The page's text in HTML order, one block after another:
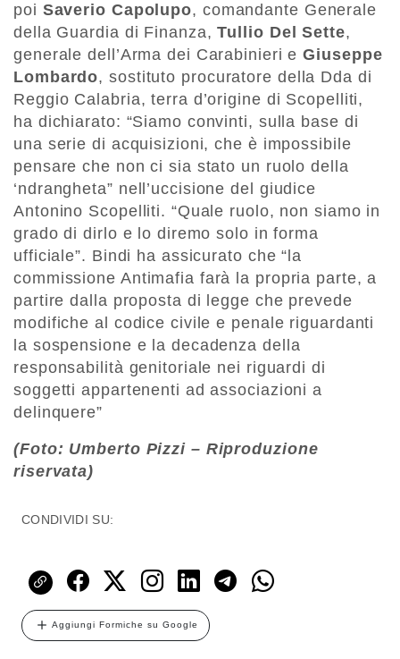
poi Saverio Capolupo, comandante Generale
della Guardia di Finanza,Tullio Del Sette,
generale dell’Arma dei Carabinieri eGiuseppe
Lombardo, sostituto procuratore della Dda di
Reggio Calabria, terra d’origine di Scopelliti,
ha dichiarato: “Siamo convinti, sulla base di
una serie di acquisizioni, che è impossibile
pensare che non ci sia stato un ruolo della
‘ndrangheta” nell’uccisione del giudice
Antonino Scopelliti. “Quale ruolo, non siamo in
grado di dirlo e lo diremo solo in forma
ufficiale”. Bindi ha assicurato che “la
commissione Antimafia farà la propria parte, a
partire dalla proposta di legge che prevede
modifiche al codice civile e penale riguardanti
la sospensione e la decadenza della
responsabilità genitoriale nei riguardi di
soggetti appartenenti ad associazioni a
delinquere”
(Foto: Umberto Pizzi – Riproduzione
riservata)
CONDIVIDI SU:
Aggiungi Formiche su Google